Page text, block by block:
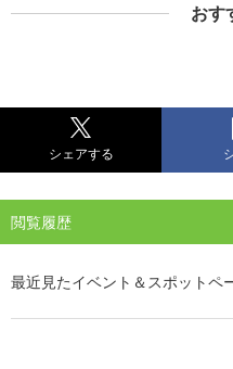
おす
シェアする
閲覧履歴
最近見たイベント＆スポットペ